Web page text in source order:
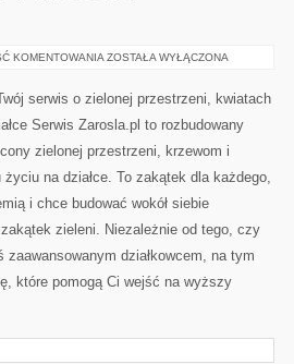
KOMENTOWANIA OGRODY
CIEKAWOSTKI
OGRODNICZE
ZOSTAŁA WYŁĄCZONA
serwis o zielonej przestrzeni, kwiatach
Serwis Zarosla.pl to rozbudowany
zielonej przestrzeni, krzewom i
życiu na działce. To zakątek dla każdego,
i chce budować wokół siebie
zieleni. Niezależnie od tego, czy
działkowcem, na tym
które pomogą Ci wejść na wyższy